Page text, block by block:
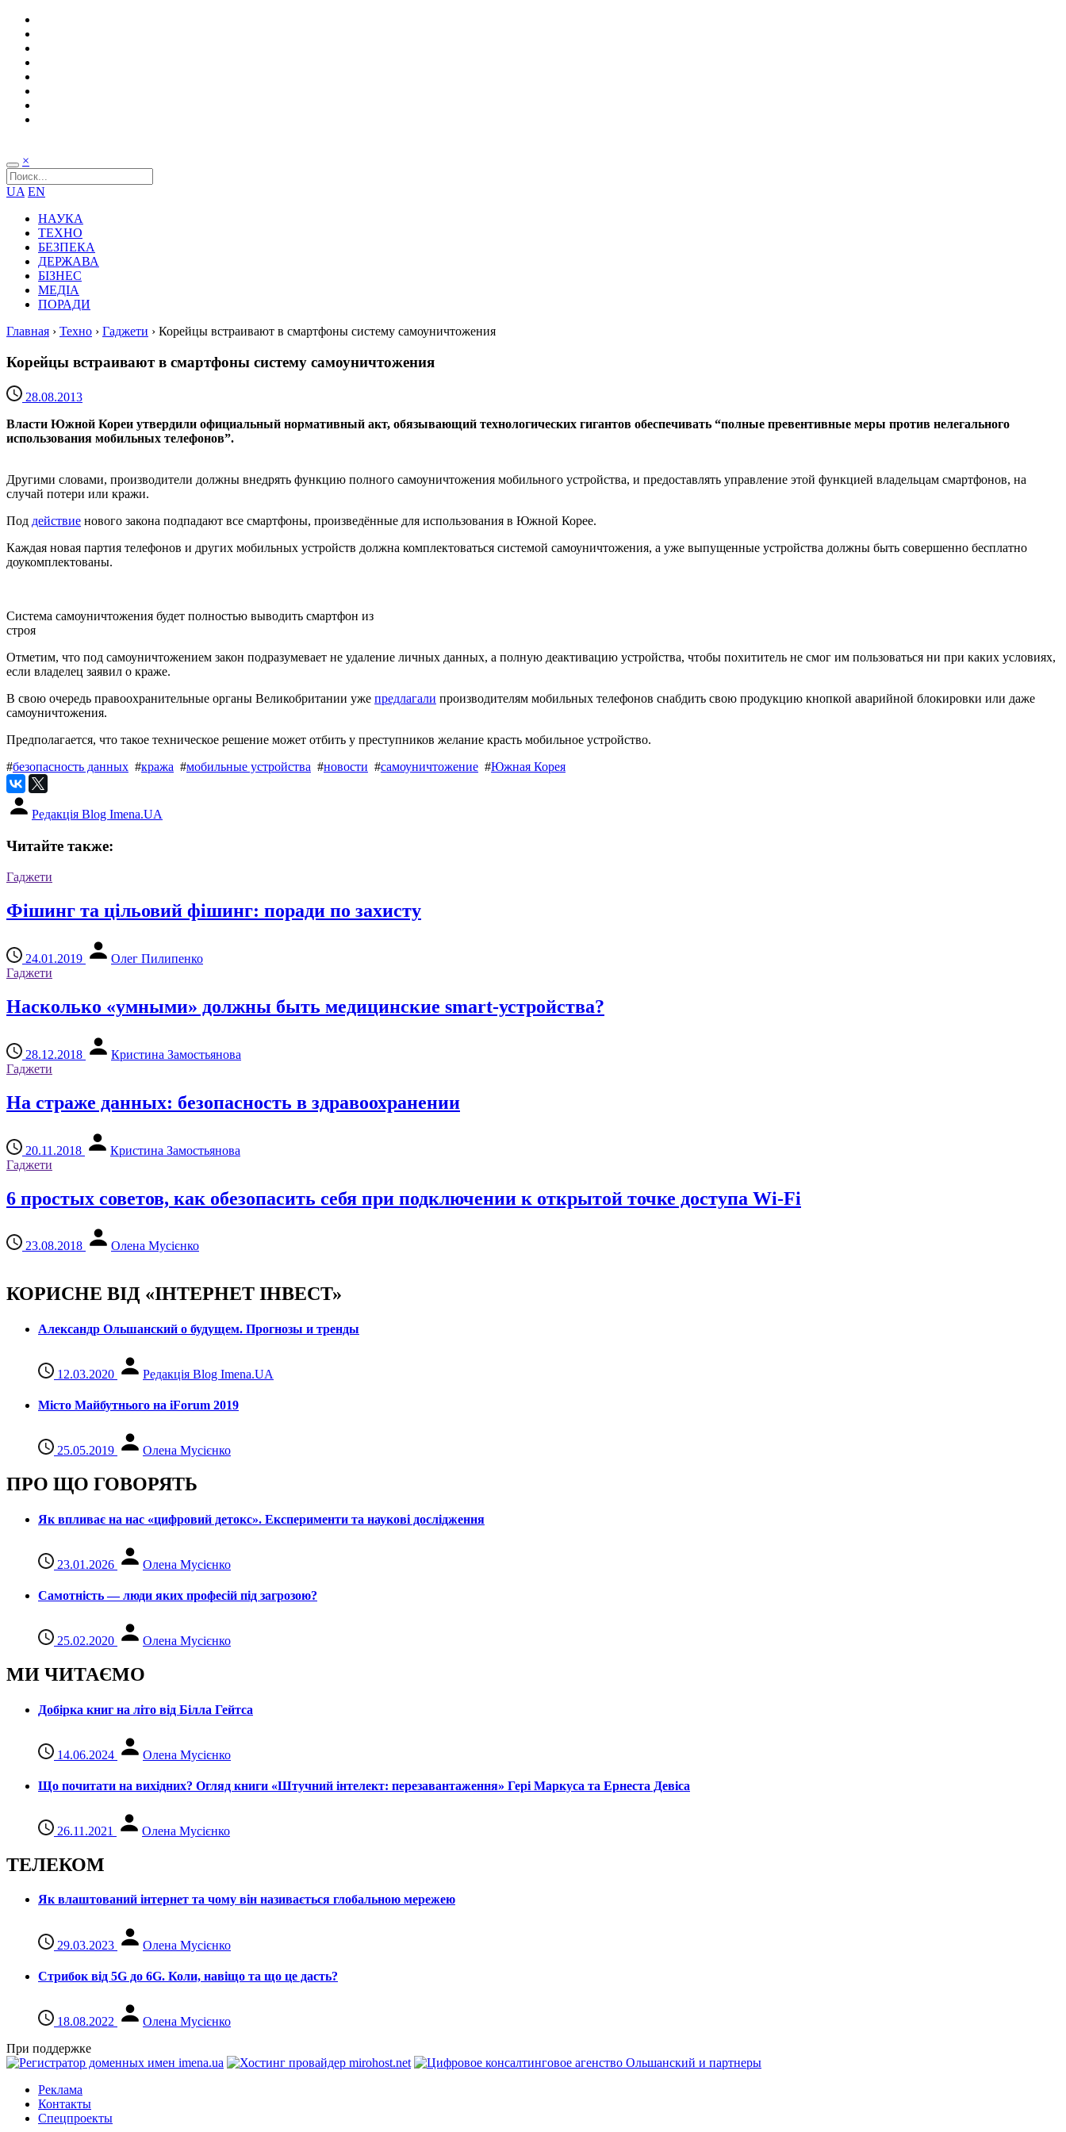
×
UA EN
НАУКА
ТЕХНО
БЕЗПЕКА
ДЕРЖАВА
БІЗНЕС
МЕДІА
ПОРАДИ
Главная › Техно › Гаджети › Корейцы встраивают в смартфоны систему самоуничтожения
Корейцы встраивают в смартфоны систему самоуничтожения
28.08.2013
Власти Южной Кореи утвердили официальный нормативный акт, обязывающий технологических гигантов обеспечивать “полные превентивные меры против нелегального
использования мобильных телефонов”.
Другими словами, производители должны внедрять функцию полного самоуничтожения мобильного устройства, и предоставлять управление этой функцией владельцам смартфонов, на
случай потери или кражи.
Под действие нового закона подпадают все смартфоны, произведённые для использования в Южной Корее.
Каждая новая партия телефонов и других мобильных устройств должна комплектоваться системой самоуничтожения, а уже выпущенные устройства должны быть совершенно бесплатно
доукомплектованы.
Система самоуничтожения будет полностью выводить смартфон из
строя
Отметим, что под самоуничтожением закон подразумевает не удаление личных данных, а полную деактивацию устройства, чтобы похититель не смог им пользоваться ни при каких условиях,
если владелец заявил о краже.
В свою очередь правоохранительные органы Великобритании уже предлагали производителям мобильных телефонов снабдить свою продукцию кнопкой аварийной блокировки или даже
самоуничтожения.
Предполагается, что такое техническое решение может отбить у преступников желание красть мобильное устройство.
#безопасность данных #кража #мобильные устройства #новости #самоуничтожение #Южная Корея
Редакція Blog Imena.UA
Читайте также:
Гаджети
Фішинг та цільовий фішинг: поради по захисту
24.01.2019
Олег Пилипенко
Гаджети
Насколько «умными» должны быть медицинские smart-устройства?
28.12.2018
Кристина Замостьянова
Гаджети
На страже данных: безопасность в здравоохранении
20.11.2018
Кристина Замостьянова
Гаджети
6 простых советов, как обезопасить себя при подключении к открытой точке доступа Wi-Fi
23.08.2018 Олена Мусієнко
КОРИСНЕ ВІД «ІНТЕРНЕТ ІНВЕСТ»
Александр Ольшанский о будущем. Прогнозы и тренды
12.03.2020 Редакція Blog Imena.UA
Місто Майбутнього на iForum 2019
25.05.2019 Олена Мусієнко
ПРО ЩО ГОВОРЯТЬ
Як впливає на нас «цифровий детокс». Експерименти та наукові дослідження
23.01.2026 Олена Мусієнко
Самотність — люди яких професій під загрозою?
25.02.2020 Олена Мусієнко
МИ ЧИТАЄМО
Добірка книг на літо від Білла Гейтса
14.06.2024 Олена Мусієнко
Що почитати на вихідних? Огляд книги «Штучний інтелект: перезавантаження» Гері Маркуса та Ернеста Девіса
26.11.2021 Олена Мусієнко
ТЕЛЕКОМ
Як влаштований інтернет та чому він називається глобальною мережею
29.03.2023 Олена Мусієнко
Стрибок від 5G до 6G. Коли, навіщо та що це даcть?
18.08.2022
Олена Мусієнко
При поддержке
Реклама
Контакты
Спецпроекты